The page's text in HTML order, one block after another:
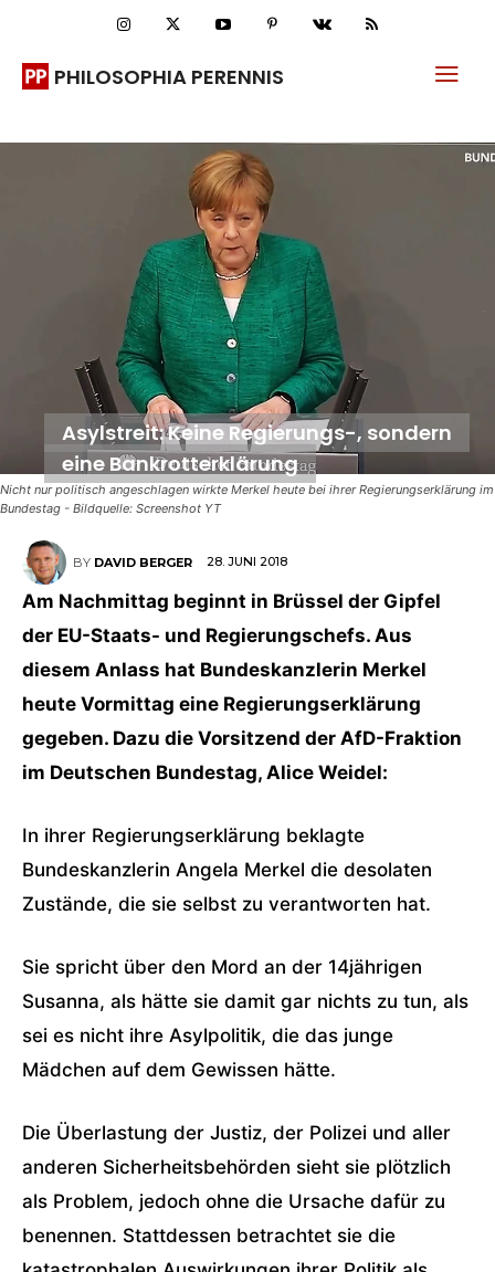
PHILOSOPHIA PERENNIS
Nicht nur politisch angeschlagen wirkte Merkel heute bei ihrer Regierungserklärung im
Bundestag - Bildquelle: Screenshot YT
Asylstreit: Keine Regierungs-, sondern
eine Bankrotterklärung
BY DAVID BERGER 28. JUNI 2018
Am Nachmittag beginnt in Brüssel der Gipfel
der EU-Staats- und Regierungschefs. Aus
diesem Anlass hat Bundeskanzlerin Merkel
heute Vormittag eine Regierungserklärung
gegeben. Dazu die Vorsitzend der AfD-Fraktion
im Deutschen Bundestag, Alice Weidel:
In ihrer Regierungserklärung beklagte
Bundeskanzlerin Angela Merkel die desolaten
Zustände, die sie selbst zu verantworten hat.
Sie spricht über den Mord an der 14jährigen
Susanna, als hätte sie damit gar nichts zu tun, als
sei es nicht ihre Asylpolitik, die das junge
Mädchen auf dem Gewissen hätte.
Die Überlastung der Justiz, der Polizei und aller
anderen Sicherheitsbehörden sieht sie plötzlich
als Problem, jedoch ohne die Ursache dafür zu
benennen. Stattdessen betrachtet sie die